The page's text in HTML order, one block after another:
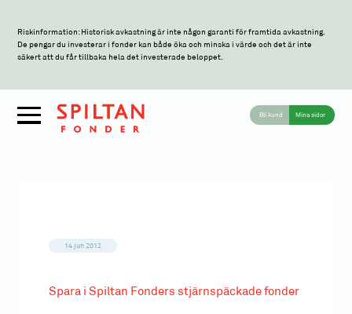
Riskinformation: Historisk avkastning är inte någon garanti för framtida avkastning.
De pengar du investerar i fonder kan både öka och minska i värde och det är inte
säkert att du får tillbaka hela det investerade beloppet.
Bli kund Mina sidor
14 jun 2012
Spara i Spiltan Fonders stjärnspäckade fonder